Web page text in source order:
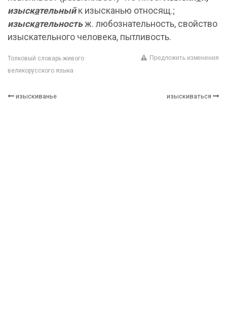
изыскательныйк изысканью относящ.;
изыскательностьж. любознательность, свойство
изыскательного человека, пытливость.
Толковый словарь живого
великорусского языка
Предложить изменения
изыскиванье изыскиваться